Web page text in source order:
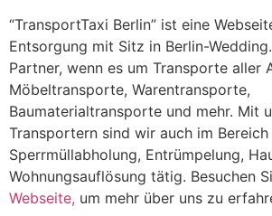
“TransportTaxi Berlin” ist eine
Entsorgung mit Sitz in Berlin-
Partner, wenn es um Transporte aller
Möbeltransporte, Warentransporte,
Baumaterialtransporte und mehr. Mit
Transportern sind wir auch im Bereich
Sperrmüllabholung, Entrümpelung,
Wohnungsauflösung tätig. Besuchen
Webseite, um mehr über uns zu